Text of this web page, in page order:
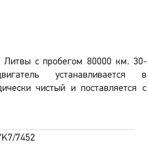
Литвы с пробегом 80000 км. 30-
устанавливается в
чистый и поставляется с
7452